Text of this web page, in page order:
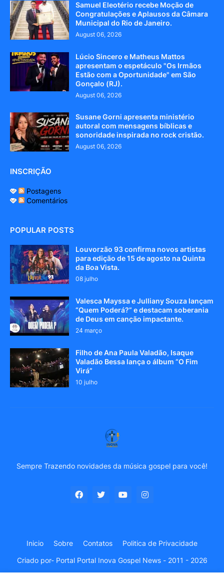
Samuel Eleotério recebe Moção de
Congratulações e Aplausos da Câmara
Municipal do Rio de Janeiro.
August 06, 2026
Lúcio Sincero e Matheus Mattos
apresentam o espetáculo "Os Irmãos
Estão com a Oportunidade" em São
Gonçalo (RJ).
August 06, 2026
Susane Gorni apresenta ministério
autoral com mensagens bíblicas e
sonoridade inspirada no rock cristão.
August 06, 2026
INSCRIÇÃO
Postagens
Comentários
POPULAR POSTS
Louvorzão 93 confirma novos artistas
para edição de 15 de agosto na Quinta
da Boa Vista.
08 julho
Valesca Mayssa e Julliany Souza lançam
“Quem Poderá?” e destacam soberania
de Deus em canção impactante.
24 março
Filho de Ana Paula Valadão, Isaque
Valadão Bessa lança o álbum “O Fim
Virá”
10 julho
Sempre Trazendo novidades da música gospel para você!
Criado por- Portal Portal Inova Gospel News - 2011 - 2026
Inicio Sobre Contatos Politica de Privacidade